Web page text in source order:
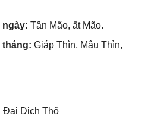
ngày: Tân Mão, ất Mão.
tháng: Giáp Thìn, Mậu Thìn,
Đại Dịch Thổ